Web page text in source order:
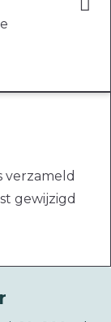
verzameld
gewijzigd